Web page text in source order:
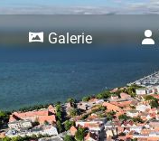
Galerie